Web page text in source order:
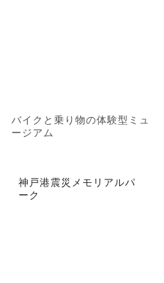
バイクと乗り物の体験型ミュ
ージアム
神戸港震災メモリアルパ
ーク